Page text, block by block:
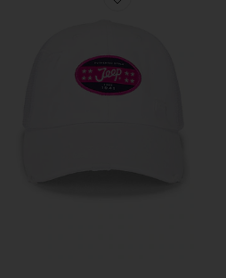
Favorite GORRA